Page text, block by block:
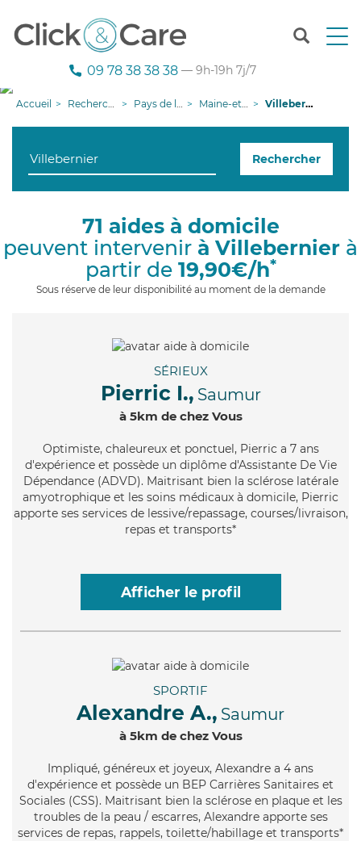
T
n
g
i
09 78 38 38 38 — 9h-19h 7j/7
Accueil Recherche aide à domicile Pays de la Loire Maine-et-Loire Villebernier
Rechercher
71 aides à domicile
peuvent intervenir à Villebernier à
partir de 19,90€/h*
Sous réserve de leur disponibilité au moment de la demande
SÉRIEUX
Pierric I., Saumur
à 5km de chez Vous
Optimiste, chaleureux et ponctuel, Pierric a 7 ans
d'expérience et possède un diplôme d'Assistante De Vie
Dépendance (ADVD). Maitrisant bien la sclérose latérale
amyotrophique et les soins médicaux à domicile, Pierric
apporte ses services de lessive/repassage, courses/livraison,
repas et transports*
Afficher le profil
SPORTIF
Alexandre A., Saumur
à 5km de chez Vous
Impliqué, généreux et joyeux, Alexandre a 4 ans
d'expérience et possède un BEP Carrières Sanitaires et
Sociales (CSS). Maitrisant bien la sclérose en plaque et les
troubles de la peau / escarres, Alexandre apporte ses
services de repas, rappels, toilette/habillage et transports*